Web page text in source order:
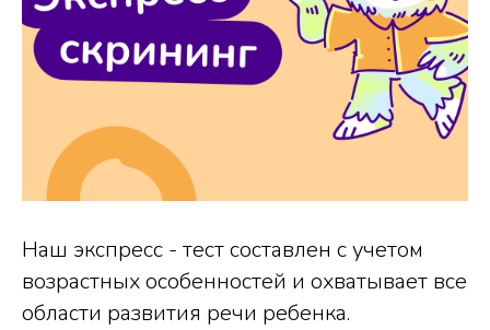
Наш экспресс - тест составлен с учетом
возрастных особенностей и охватывает все
области развития речи ребенка.